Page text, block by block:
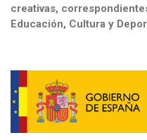
creativas,
Educación, Cultura y